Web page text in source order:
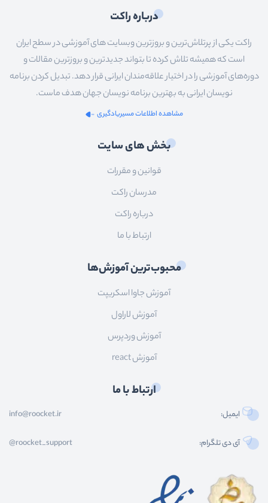
درباره راکت
راکت یکی از پرتلاش‌ترین و بروزترین وبسایت های آموزشی در سطح ایران
است که همیشه تلاش کرده تا بتواند جدیدترین و بروزترین مقالات و
دوره‌های آموزشی را در اختیار علاقه‌مندان ایرانی قرار دهد. تبدیل کردن برنامه
نویسان ایرانی به بهترین برنامه نویسان جهان هدف ماست.
مشاهده اطلاعات مسیریادگیری
بخش های سایت
قوانین و مقررات
مدرسان راکت
درباره راکت
ارتباط با ما
محبوب‌ترین آموزش‌ها
آموزش جاوا اسکریپت
آموزش لاراول
آموزش وردپرس
آموزش react
ارتباط با ما
ایمیل: info@roocket.ir
آی دی تلگرام: @roocket_support